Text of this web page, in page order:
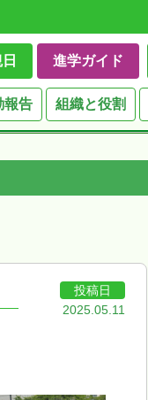
進学ガイド
報告 組織と役割
投稿日
2025.05.11